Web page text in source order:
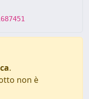
.
non è